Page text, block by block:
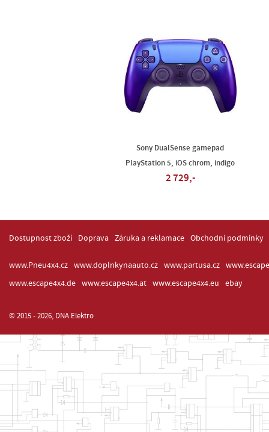
Sony DualSense gamepad
PlayStation 5, iOS chrom, indigo
2 729,-
Dostupnost zboží Doprava Záruka a reklamace Obchodní podmínky
www.Pneu4x4.cz www.doplnkynaauto.cz www.partusa.cz
www.escape4x4.de
www.escape4x4.at www.escape4x4.eu ebay
© 2015 - 2026, DNA Elektro